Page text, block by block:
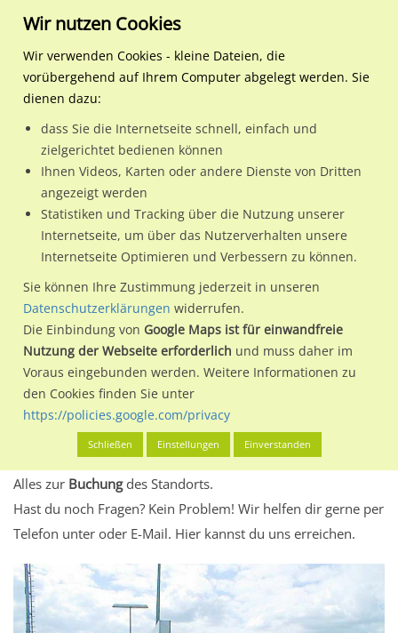
Regionale Plakatwerbung Hamburg
Hamburg, Freie und
S-Bf Neugraben, Bstg.,
Nutze günstige Werbemöglichkeiten am Standort S-Bf
Neugraben, Bstg., Gl. 1 quer, 1. Sto.im Ortsteil Harburg)
Hamburg, Freie und Hansestadt.
Wir erheben für jede unserer Werbeflächen individuelle und
aktuelleStandortinformationenundLeistungswerte. Damit
kannst du dich schon vor der Buchung im Detail über den
Standort, seine Reichweite und Werbewirkung sowie
eventuelle Beschränkungen in den zugelassenen
Werbeinhalten informieren.
Alles klar? Dann findest du direkt im unteren Teil dieser Seite
Alles zur Buchungdes Standorts.
Hast du noch Fragen? Kein Problem! Wir helfen dir gerne per
Telefon unter oder E-Mail. Hier kannst du uns erreichen.
Wir nutzen Cookies
Wir verwenden Cookies - kleine Dateien, die
vorübergehend auf Ihrem Computer abgelegt werden. Sie
dienen dazu:
dass Sie die Internetseite schnell, einfach und
zielgerichtet bedienen können
Ihnen Videos, Karten oder andere Dienste von Dritten
angezeigt werden
Statistiken und Tracking über die Nutzung unserer
Internetseite, um über das Nutzerverhalten unsere
Internetseite Optimieren und Verbessern zu können.
Sie können Ihre Zustimmung jederzeit in unseren
Datenschutzerklärungen widerrufen.
Die Einbindung von Google Maps ist für einwandfreie
Nutzung der Webseite erforderlich und muss daher im
Voraus eingebunden werden. Weitere Informationen zu
den Cookies finden Sie unter
https://policies.google.com/privacy
Schließen Einstellungen Einverstanden